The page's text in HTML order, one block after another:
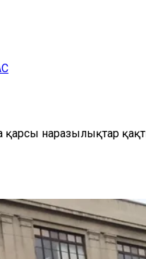
наразылықтар